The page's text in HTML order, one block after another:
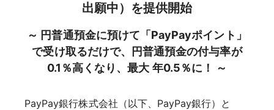
出願中）を提供開始
～ 円普通預金に預けて「PayPayポイント」
で受け取るだけで、円普通預金の付与率が
0.1％高くなり、最大 年0.5％に！ ～
PayPay銀行株式会社（以下、PayPay銀行）と